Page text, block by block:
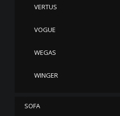
VERTUS
VOGUE
WEGAS
WINGER
SOFA